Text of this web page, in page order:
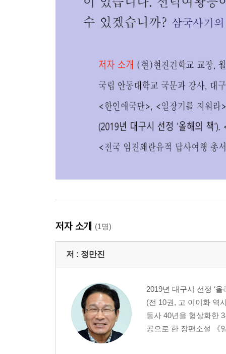
―사천왕사 터 183 / 능지탑 186 / 중생사 190
· 불교 기초 지식 28
수인 38 / 법당 · 탑 41
저자 소개 (1명)
저 : 정만진
2019년 대구시 선정 ‘
(전 10권, 고 이이화 역
동사 40년을 형상화한
공으로 한 장편소설 《